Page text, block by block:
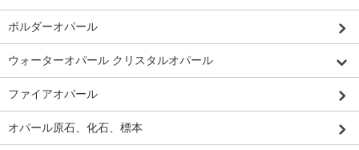
ボルダーオパール
ウォーターオパール クリスタルオパール
ファイアオパール
オパール原石、化石、標本